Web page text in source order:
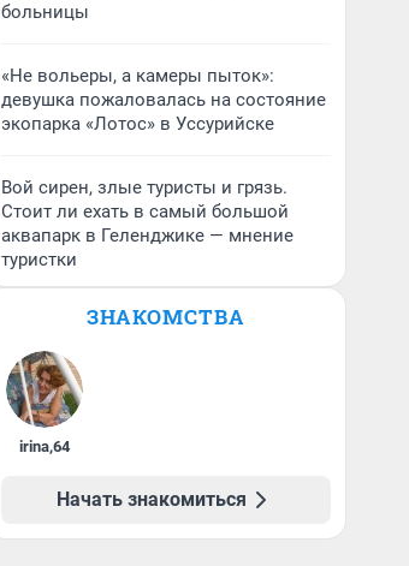
больницы
«Не вольеры, а камеры пыток»:
девушка пожаловалась на состояние
экопарка «Лотос» в Уссурийске
Вой сирен, злые туристы и грязь.
Стоит ли ехать в самый большой
аквапарк в Геленджике — мнение
туристки
ЗНАКОМСТВА
irina,64
Начать знакомиться